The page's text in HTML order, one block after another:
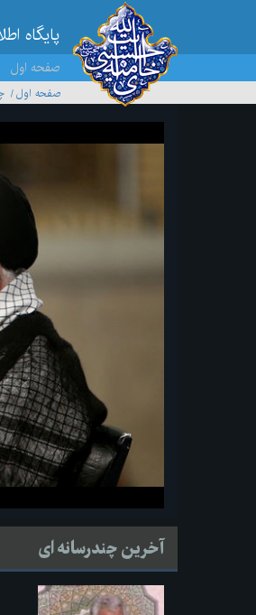
پایگاه
صفحه اول
صفحه اول
آخرین چندرسانه ای